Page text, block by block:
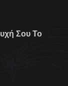
Σου Το